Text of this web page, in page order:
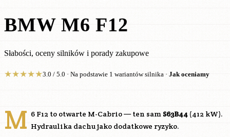
BMW M6 F12
Słabości, oceny silników i porady zakupowe
★★★★★3.0 / 5.0 · Na podstawie 1 wariantów silnika · Jak oceniamy
M 6 F12 to otwarte M-Cabrio — ten sam S63B44 (412 kW).
Hydraulika dachu jako dodatkowe ryzyko.